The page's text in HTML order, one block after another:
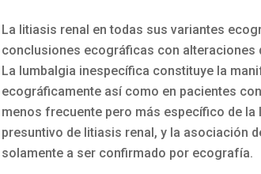
La litiasis renal en todas sus variantes
conclusiones ecográficas con alteraciones
La lumbalgia inespecífica constituye la
ecográficamente así como en pacientes
menos frecuente pero más específico de
presuntivo de litiasis renal, y la asociación
solamente a ser confirmado por ecografía.